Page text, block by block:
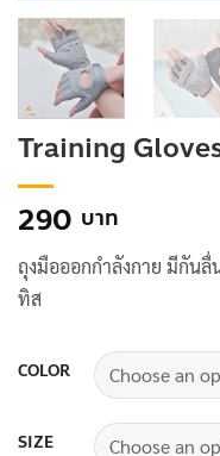
Training
290
ถุงมือออกกำลังกาย มีกันลื่
ทิส
COLOR
SIZE